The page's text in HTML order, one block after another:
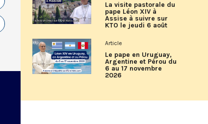
La visite pastorale du
pape Léon XIV à
Assise à suivre sur
KTO le jeudi 6 août
Article
Le pape en Uruguay,
Argentine et Pérou du
6 au 17 novembre
2026